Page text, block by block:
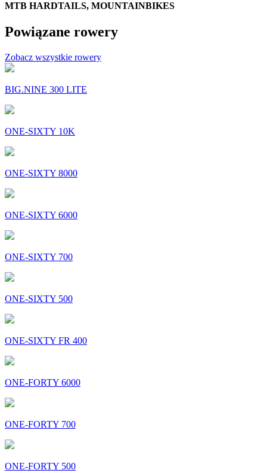
MTB HARDTAILS, MOUNTAINBIKES
Powiązane rowery
Zobacz wszystkie rowery
BIG.NINE 300 LITE
ONE-SIXTY 10K
ONE-SIXTY 8000
ONE-SIXTY 6000
ONE-SIXTY 700
ONE-SIXTY 500
ONE-SIXTY FR 400
ONE-FORTY 6000
ONE-FORTY 700
ONE-FORTY 500